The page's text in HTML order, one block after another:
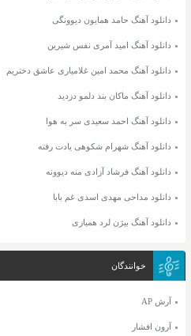
دانلود آهنگ حامد همایون دیوونگی
دانلود آهنگ امید آمری نفس شیرین
دانلود آهنگ محمد امین غلامیاری عاشق دختریم
دانلود آهنگ ماکان بند دلمو دزدید
دانلود آهنگ احمد سعیدی سر به هوا
دانلود آهنگ شهرام شکوهی یادت رفته
دانلود آهنگ فرشاد آزادی منه دیوونه
دانلود مداحی مهدی اسدی غم بابا
دانلود آهنگ بیژن لرد همبازی
خوانندگان
آرش AP
آرون افشار